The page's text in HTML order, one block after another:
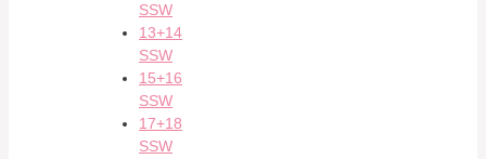
SSW
13+14
SSW
15+16
SSW
17+18
SSW